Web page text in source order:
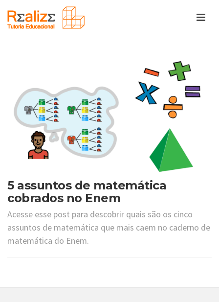
5 assuntos de matemática
cobrados no Enem
Acesse esse post para descobrir quais são os cinco
assuntos de matemática que mais caem no caderno de
matemática do Enem.